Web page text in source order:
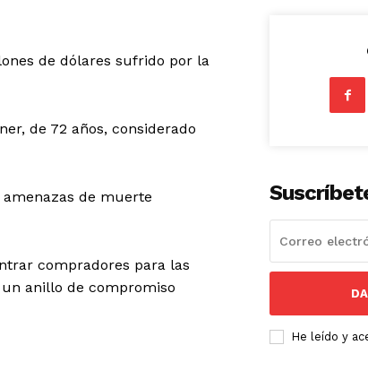
de dólares sufrido por la
de 72 años, considerado
de muerte
compradores para las
anillo de compromiso
He leído y